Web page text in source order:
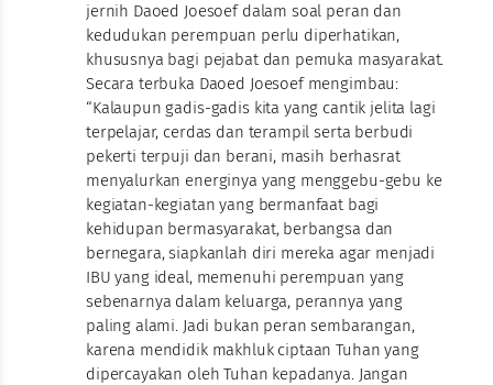
jernih Daoed Joesoef dalam soal peran dan
kedudukan perempuan perlu diperhatikan,
khususnya bagi pejabat dan pemuka masyarakat.
Secara terbuka Daoed Joesoef mengimbau:
“Kalaupun gadis-gadis kita yang cantik jelita lagi
terpelajar, cerdas dan terampil serta berbudi
pekerti terpuji dan berani, masih berhasrat
menyalurkan energinya yang menggebu-gebu ke
kegiatan-kegiatan yang bermanfaat bagi
kehidupan bermasyarakat, berbangsa dan
bernegara, siapkanlah diri mereka agar menjadi
IBU yang ideal, memenuhi perempuan yang
sebenarnya dalam keluarga, perannya yang
paling alami. Jadi bukan peran sembarangan,
karena mendidik makhluk ciptaan Tuhan yang
dipercayakan oleh Tuhan kepadanya. Jangan